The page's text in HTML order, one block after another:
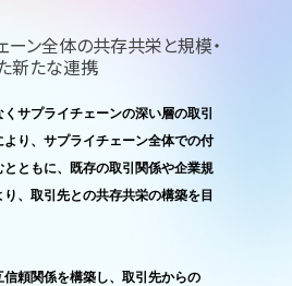
ーン全体の共存共栄と規模・
新たな連携
サプライチェーンの深い層の取引
り、サプライチェーン全体での付
ともに、既存の取引関係や企業規
、取引先との共存共栄の構築を目
信頼関係を構築し、取引先からの